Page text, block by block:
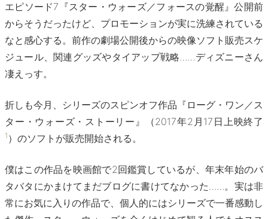
エピソード7『スター・ウォーズ／フォースの覚醒』公開前
からそうだったけど、プロモーションが実に洗練されている
なと感心する。前作の劇場公開後からの映像ソフト販売スケ
ジュール、関連グッズやタイアップ戦略……ディズニーさん
凄えっす。
折しも今月、シリーズのスピンオフ作品『ローグ・ワン／ス
ター・ウォーズ・ストーリー』（2017年2月17日上映終了
1 ）のソフトが販売開始される。
僕はこの作品を映画館で2回鑑賞しているが、年末年始のバ
タバタにかまけてまだブログに書けてなかった……。実は非
常にお気に入りの作品で、個人的にはシリーズで一番感動し